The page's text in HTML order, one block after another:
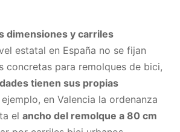
dimensiones y carriles
estatal en España no se fijan
concretas para remolques de bici,
tienen sus propias
en Valencia la ordenanza
el ancho del remolque a 80 cm